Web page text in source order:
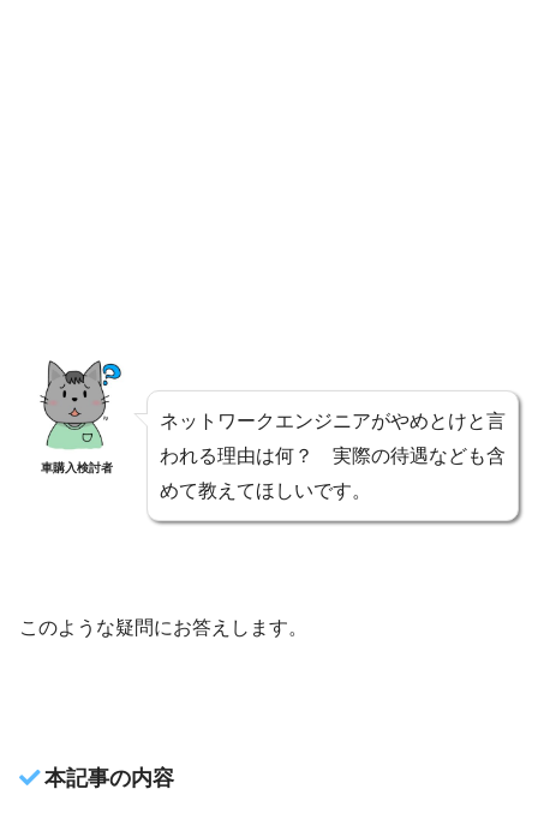
車購入検討者
ネットワークエンジニアがやめとけと言
われる理由は何？ 実際の待遇なども含
めて教えてほしいです。
このような疑問にお答えします。
本記事の内容